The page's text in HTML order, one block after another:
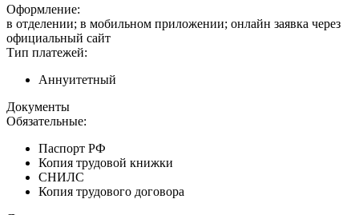
Оформление:
в отделении; в мобильном приложении; онлайн заявка через
официальный сайт
Тип платежей:
Аннуитетный
Документы
Обязательные:
Паспорт РФ
Копия трудовой книжки
СНИЛС
Копия трудового договора